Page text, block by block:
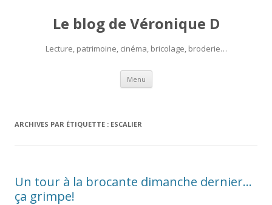
Le blog de Véronique D
Lecture, patrimoine, cinéma, bricolage, broderie…
Menu Aller
contenu
ARCHIVES PAR ÉTIQUETTE : ESCALIER
Un tour à la brocante dimanche dernier…
ça grimpe!